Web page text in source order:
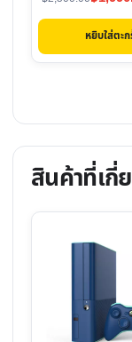
price
฿2,500.00.
price
฿1,990.00.
หยิบใส่ตะก
สินค้าที่เกี่
multiple
variants.